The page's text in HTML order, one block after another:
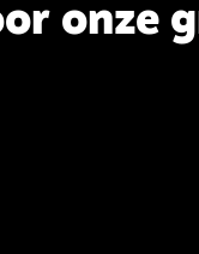
onze